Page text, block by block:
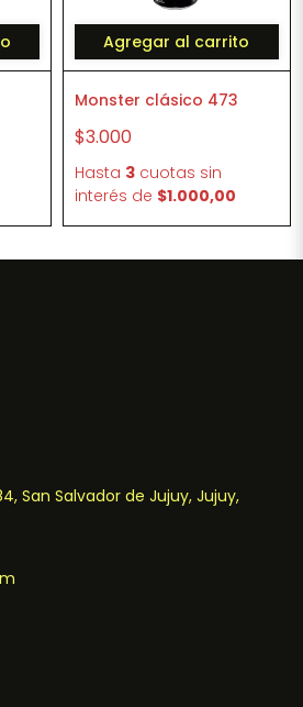
Agregar al carrito
Monster clásico 473
$3.000
Hasta 3 cuotas sin
interés de $1.000,00
San Salvador de Jujuy, Jujuy,